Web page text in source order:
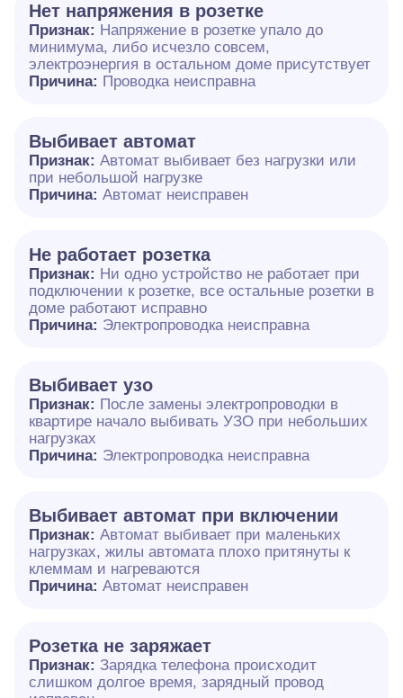
Нет напряжения в розетке
Признак: Напряжение в розетке упало до
минимума, либо исчезло совсем,
электроэнергия в остальном доме присутствует
Причина: Проводка неисправна
Выбивает автомат
Признак: Автомат выбивает без нагрузки или
при небольшой нагрузке
Причина: Автомат неисправен
Не работает розетка
Признак: Ни одно устройство не работает при
подключении к розетке, все остальные розетки в
доме работают исправно
Причина: Электропроводка неисправна
Выбивает узо
Признак: После замены электропроводки в
квартире начало выбивать УЗО при небольших
нагрузках
Причина: Электропроводка неисправна
Выбивает автомат при включении
Признак: Автомат выбивает при маленьких
нагрузках, жилы автомата плохо притянуты к
клеммам и нагреваются
Причина: Автомат неисправен
Розетка не заряжает
Признак: Зарядка телефона происходит
слишком долгое время, зарядный провод